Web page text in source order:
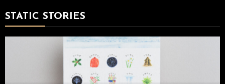
STATIC STORIES